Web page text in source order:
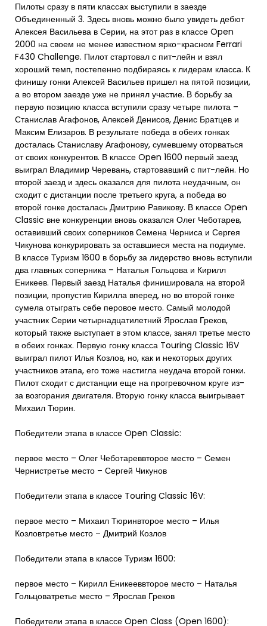
Пилоты сразу в пяти классах выступили в заезде
Объединенный 3. Здесь вновь можно было увидеть дебют
Алексея Васильева в Серии, на этот раз в классе Open
2000 на своем не менее известном ярко-красном Ferrari
F430 Challenge. Пилот стартовал с пит-лейн и взял
хороший темп, постепенно подбираясь к лидерам класса. К
финишу гонки Алексей Васильев пришел на пятой позиции,
а во втором заезде уже не принял участие. В борьбу за
первую позицию класса вступили сразу четыре пилота –
Станислав Агафонов, Алексей Денисов, Денис Братцев и
Максим Елизаров. В результате победа в обеих гонках
досталась Станиславу Агафонову, сумевшему оторваться
от своих конкурентов. В классе Open 1600 первый заезд
выиграл Владимир Черевань, стартовавший с пит-лейн. Но
второй заезд и здесь оказался для пилота неудачным, он
сходит с дистанции после третьего круга, а победа во
второй гонке досталась Дмитрию Равикову. В классе Open
Classic вне конкуренции вновь оказался Олег Чеботарев,
оставивший своих соперников Семена Черниса и Сергея
Чикунова конкурировать за оставшиеся места на подиуме.
В классе Туризм 1600 в борьбу за лидерство вновь вступили
два главных соперника – Наталья Гольцова и Кирилл
Еникеев. Первый заезд Наталья финишировала на второй
позиции, пропустив Кирилла вперед, но во второй гонке
сумела отыграть себе перовое место. Самый молодой
участник Серии четырнадцатилетний Ярослав Греков,
который также выступает в этом классе, занял третье место
в обеих гонках. Первую гонку класса Touring Classic 16V
выиграл пилот Илья Козлов, но, как и некоторых других
участников этапа, его тоже настигла неудача второй гонки.
Пилот сходит с дистанции еще на прогревочном круге из-
за возгорания двигателя. Вторую гонку класса выигрывает
Михаил Тюрин.
Победители этапа в классе Open Classic:
первое место – Олег Чеботареввторое место – Семен
Чернистретье место – Сергей Чикунов
Победители этапа в классе Touring Classic 16V:
первое место – Михаил Тюринвторое место – Илья
Козловтретье место – Дмитрий Козлов
Победители этапа в классе Туризм 1600:
первое место – Кирилл Еникееввторое место – Наталья
Гольцоватретье место – Ярослав Греков
Победители этапа в классе Open Class (Open 1600):